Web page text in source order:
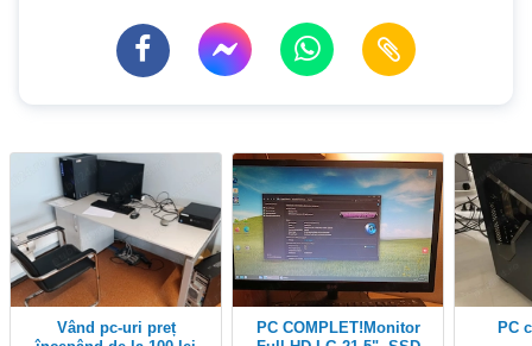
Vând pc-uri preț
PC COMPLET!Monitor
PC